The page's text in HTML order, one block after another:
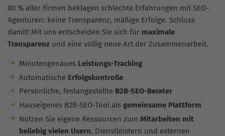
80 % aller Firmen beklagen schlechte Erfahrungen mit SEO-
Agenturen: keine Transparenz, mäßige Erfolge. Schluss
damit! Mit uns entscheiden Sie sich für maximale
Transparenz und eine völlig neue Art der Zusammenarbeit.
Minutengenaues Leistungs-Tracking
Automatische Erfolgskontrolle
Persönliche, festangestellte B2B-SEO-Berater
Hauseigenes B2B-SEO-Tool als gemeinsame Plattform
Nutzen Sie eigene Ressourcen zum Mitarbeiten mit
beliebig vielen Usern, Dienstleistern und externen